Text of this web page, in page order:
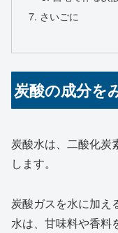
さいごに
炭酸の成分を
炭酸水は、二酸化炭
します。
炭酸ガスを水に加え
水は、甘味料や香料